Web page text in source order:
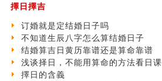
擇日擇吉
订婚就是定结婚日子吗
不知道生辰八字怎么算结婚日子
结婚算吉日黄历靠谱还是算命靠谱
浅谈择日，不能用算命的方法看日课
擇日的含義